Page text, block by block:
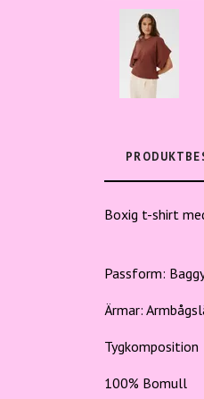
Boxig t-shirt
Passform:
Ärmar:
Tygkomposition
100% Bomull